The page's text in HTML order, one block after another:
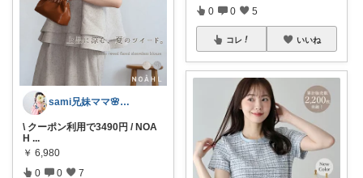
sami兄妹ママ🌸こどもとママのもの
\ クーポン利用で3490円 / NOA
H ...
￥ 6,980
0 0 7
0 0 5
コレ いいね